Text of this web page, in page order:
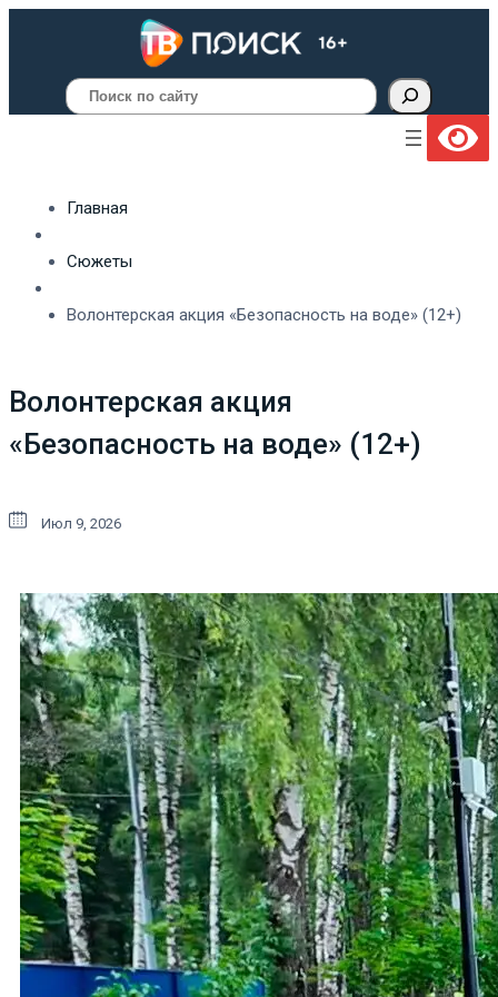
Поиск
Главная
Сюжеты
Волонтерская акция «Безопасность на воде» (12+)
Волонтерская акция
«Безопасность на воде» (12+)
Июл 9, 2026